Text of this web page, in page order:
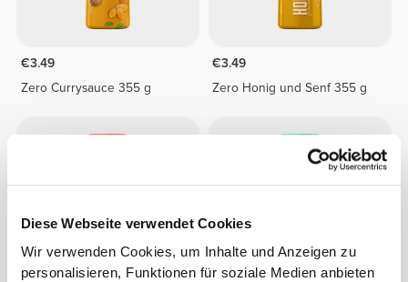
Diese Webseite verwendet Cookies
Wir verwenden Cookies, um Inhalte und Anzeigen zu
personalisieren, Funktionen für soziale Medien anbieten
€3.49
Zero Currysauce 355 g
€3.49
Zero Honig und Senf 355 g